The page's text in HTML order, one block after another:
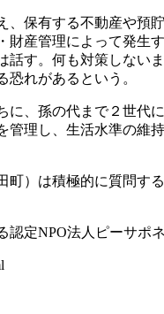
、保有する不動産や預
財産管理によって発生
話す。何も対策しない
れがあるという。
に、孫の代まで２世代
管理し、生活水準の維
町）は積極的に質問す
定NPO法人ピーサポ